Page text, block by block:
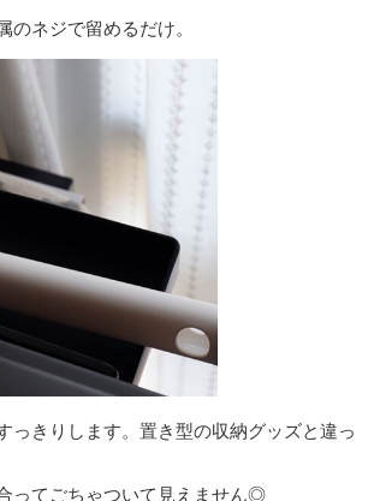
ネジで留めるだけ。
っきりします。置き型の収納グッズと違っ
ってごちゃついて見えません◎